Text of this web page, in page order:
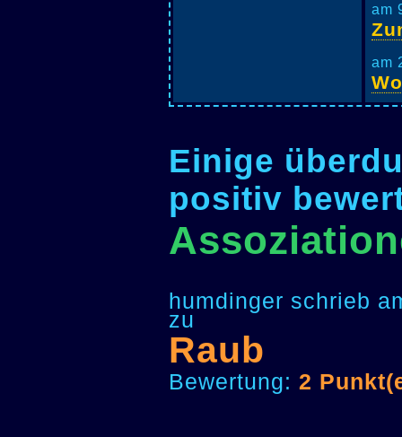
am
am
Einige
positiv
humdinger schrieb
zu
Raub
Bewertung: 2